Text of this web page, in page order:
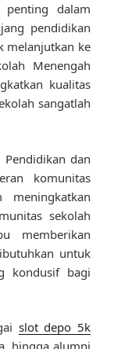
dalam
pendidikan
melanjutkan ke
Menengah
kualitas
sangatlah
dan
komunitas
meningkatkan
sekolah
memberikan
untuk
kondusif bagi
slot depo 5k